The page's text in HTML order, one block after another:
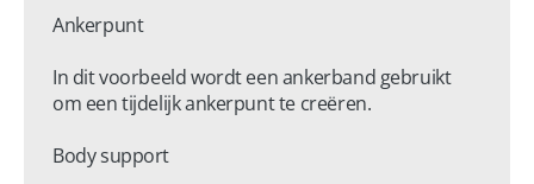
Ankerpunt
In dit voorbeeld wordt een ankerband gebruikt
om een tijdelijk ankerpunt te creëren.
Body support